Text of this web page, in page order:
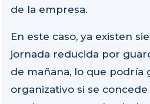
de la empresa.
En este caso, ya existen
jornada reducida por
de mañana, lo que podría
organizativo si se